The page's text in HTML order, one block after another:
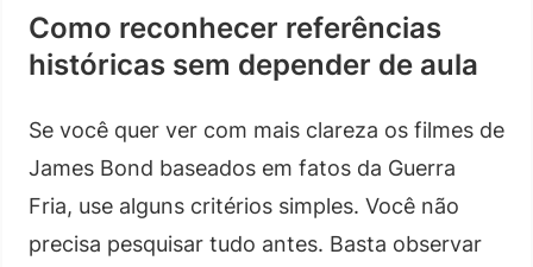
Como reconhecer referências
históricas sem depender de aula
Se você quer ver com mais clareza os filmes de
James Bond baseados em fatos da Guerra
Fria, use alguns critérios simples. Você não
precisa pesquisar tudo antes. Basta observar